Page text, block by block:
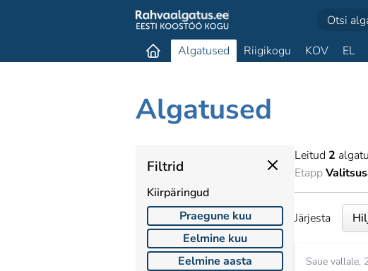
Algatused Riigikogu KOV EL
Algatused
Filtrid
Kiirpäringud
Praegune kuu
Eelmine kuu
Eelmine aasta
Leitud 2
Etapp
Järjesta
Saue vallale